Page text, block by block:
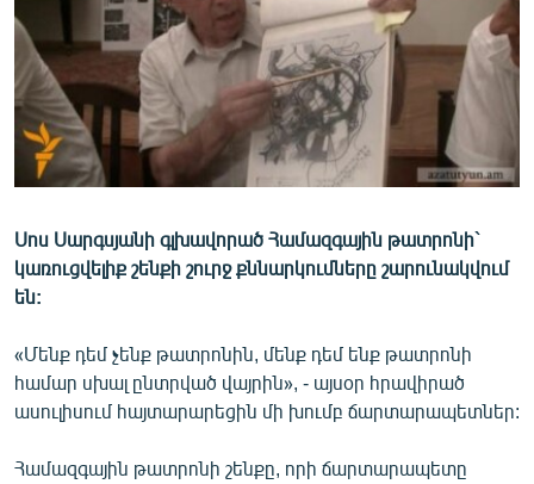
ՄԻՋԱԶԳԱՅԻՆ
ՄՇԱԿՈՒՅԹ
ՍՊՈՐՏ
ՄԵԿՆԱԲԱՆՈՒԹՅՈՒՆ
ՏՏ ԵՒ ԻՆՏԵՐՆԵՏ
ԿՈՐՈՆԱՎԻՐՈՒՍ
ԱՐԽԻՎ
ԲԱՆԱՎԵՃ
ՁԳՏԵԼՈՎ ԼԱՎԱԳՈՒՅՆԻՆ
EMBED ՏԱՐԱԾԵԼ
No media source currently available
Սոս Սարգսյանի գլխավորած Համազգային թատրոնի`
կառուցվելիք շենքի շուրջ քննարկումները շարունակվում
են:
«Մենք դեմ չենք թատրոնին, մենք դեմ ենք թատրոնի
համար սխալ ընտրված վայրին», - այսօր հրավիրած
ասուլիսում հայտարարեցին մի խումբ ճարտարապետներ:
Համազգային թատրոնի շենքը, որի ճարտարապետը